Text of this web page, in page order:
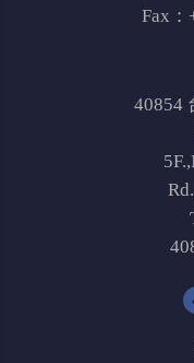
Fax：
40854